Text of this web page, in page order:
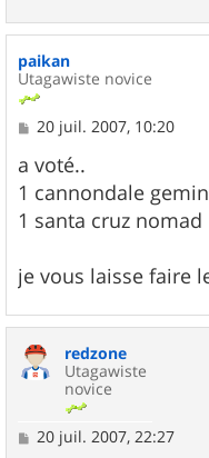
paikan
Utagawiste novice
M
s
s
a
g
e
20 juil. 2007, 10:20
a voté..
1 cannondale
1 santa cruz nomad
je vous laisse faire
redzone
Utagawiste
novice
M
20 juil. 2007, 22:27